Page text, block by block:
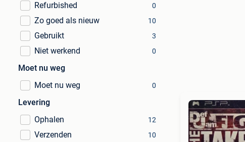
Refurbished 0
Zo goed als nieuw 10
Gebruikt 3
Niet werkend 0
Moet nu weg
Moet nu weg
0
Levering
Ophalen
12
Verzenden 10